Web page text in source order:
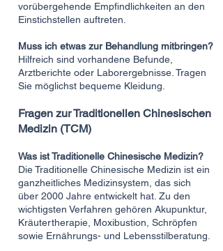
vorübergehende Empfindlichkeiten an den
Einstichstellen auftreten.
Muss ich etwas zur Behandlung mitbringen?
Hilfreich sind vorhandene Befunde,
Arztberichte oder Laborergebnisse. Tragen
Sie möglichst bequeme Kleidung.
Fragen zur Traditionellen Chinesischen
Medizin (TCM)
Was ist Traditionelle Chinesische Medizin?
Die Traditionelle Chinesische Medizin ist ein
ganzheitliches Medizinsystem, das sich
über 2000 Jahre entwickelt hat. Zu den
wichtigsten Verfahren gehören Akupunktur,
Kräutertherapie, Moxibustion, Schröpfen
sowie Ernährungs- und Lebensstilberatung.